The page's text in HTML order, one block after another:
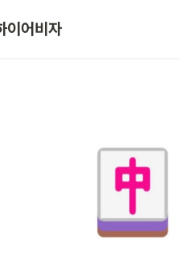
이어비자